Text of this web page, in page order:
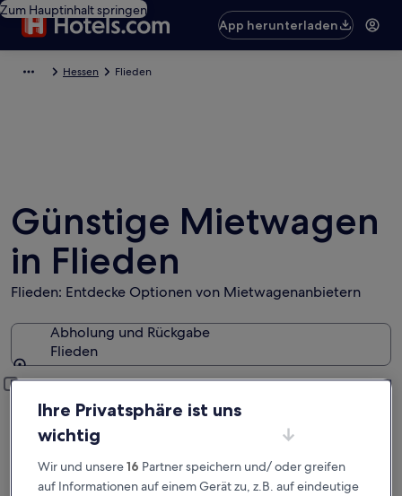
Zum Hauptinhalt springen
App herunterladen
Hessen Flieden
Günstige Mietwagen
in Flieden
Flieden: Entdecke Optionen von Mietwagenanbietern
Abholung und Rückgabe
Flieden
Abholung und Rückgabe
Anderen Rückgabeort hinzufügen
Abholdatum
21. Aug.
Rückgabedatum
22. Aug.
Abholzeit
Rückgabezeit
Ihre Privatsphäre ist uns
wichtig
Wir und unsere16 Partner speichern und/ oder greifen
auf Informationen auf einem Gerät zu, z.B. auf eindeutige